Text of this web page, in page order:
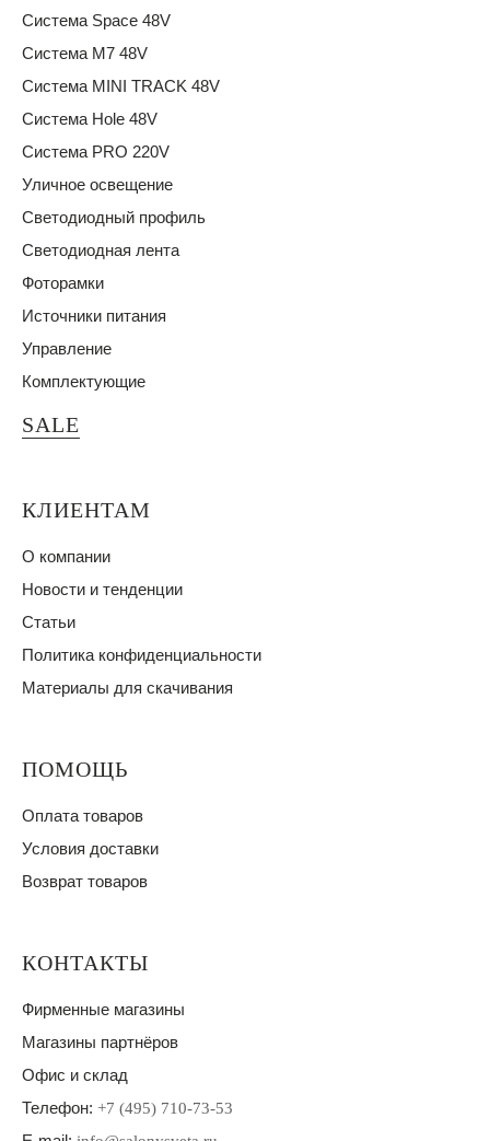
Система Space 48V
Система M7 48V
Система MINI TRACK 48V
Система Hole 48V
Система PRO 220V
Уличное освещение
Светодиодный профиль
Светодиодная лента
Фоторамки
Источники питания
Управление
Комплектующие
SALE
КЛИЕНТАМ
О компании
Новости и тенденции
Статьи
Политика конфиденциальности
Материалы для скачивания
ПОМОЩЬ
Оплата товаров
Условия доставки
Возврат товаров
КОНТАКТЫ
Фирменные магазины
Магазины партнёров
Офис и склад
Телефон: +7 (495) 710-73-53